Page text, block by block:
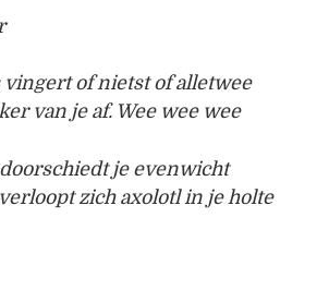
vingert of nietst of alletwee
van je af. Wee wee wee
je evenwicht
zich axolotl in je holte